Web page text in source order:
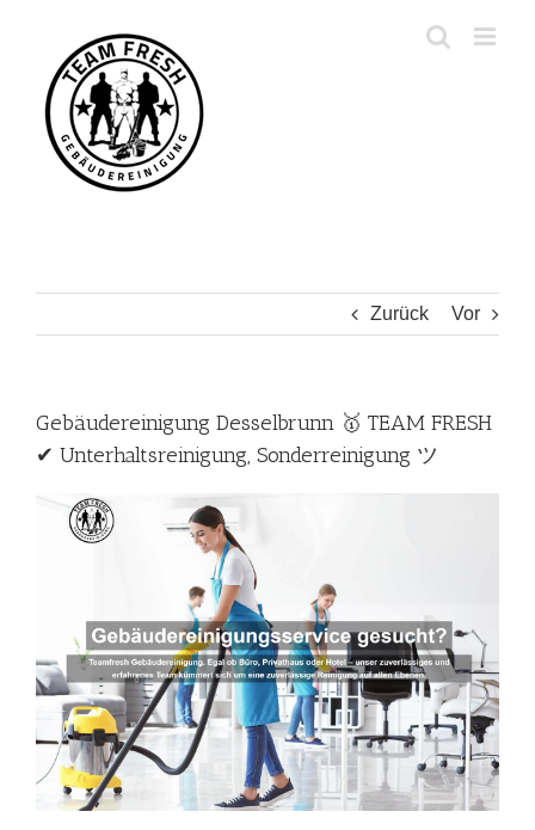
springen
Zurück Vor
Gebäudereinigung Desselbrunn 🥇 TEAM FRESH
✔ Unterhaltsreinigung, Sonderreinigung ツ